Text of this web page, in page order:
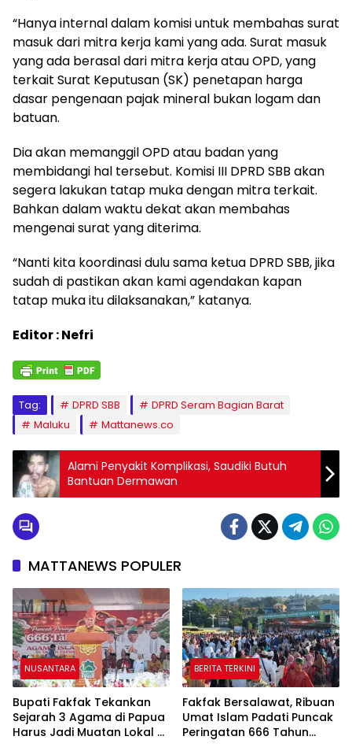
“Hanya internal dalam komisi untuk membahas surat
masuk dari mitra kerja kami yang ada. Surat masuk
yang ada berasal dari mitra kerja atau OPD, yang
terkait Surat Keputusan (SK) penetapan harga
dasar pengenaan pajak mineral bukan logam dan
batuan.
Dia akan memanggil OPD atau badan yang
membidangi hal tersebut. Komisi III DPRD SBB akan
segera lakukan tatap muka dengan mitra terkait.
Bahkan dalam waktu dekat akan membahas
mengenai surat yang diterima.
“Nanti kita koordinasi dulu sama ketua DPRD SBB, jika
sudah di pastikan akan kami agendakan kapan
tatap muka itu dilaksanakan,” katanya.
Editor : Nefri
Tag: DPRD SBB
DPRD Seram Bagian Barat
Maluku
Mattanews.co
Alami Penyakit Komplikasi, Saudiki Butuh
Bantuan Dermawan
MATTANEWS POPULER
NUSANTARA
Bupati Fakfak Tekankan
Sejarah 3 Agama di Papua
Harus Jadi Muatan Lokal di
BERITA TERKINI
Fakfak Bersalawat, Ribuan
Umat Islam Padati Puncak
Peringatan 666 Tahun